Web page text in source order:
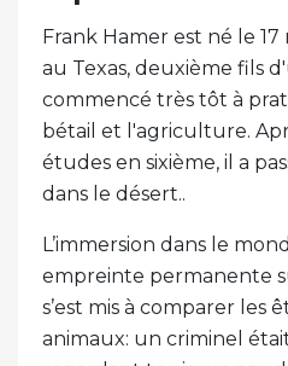
Frank Hamer est né le 17
au Texas, deuxième fils
commencé très tôt à
bétail et l'agriculture.
études en sixième, il a
dans le désert..
L’immersion dans le
empreinte permanente
s’est mis à comparer les
animaux: un criminel